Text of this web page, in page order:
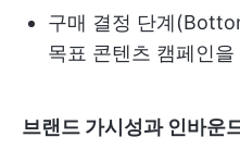
구매 결정 단계
목표 콘텐츠 캠페인
브랜드 가시성과 인바운